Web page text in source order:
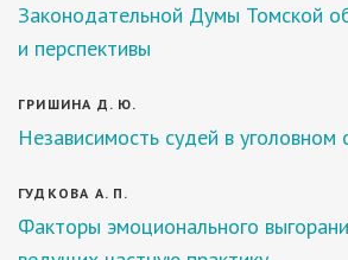
Законодательной Думы Томской
и перспективы
ГРИШИНА Д. Ю.
Независимость судей в уголовном
ГУДКОВА А. П.
Факторы эмоционального